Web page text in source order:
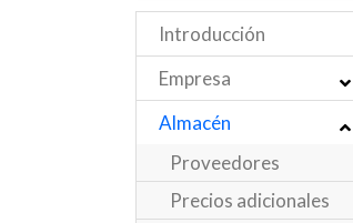
Introducción
Empresa
Almacén
Proveedores
Precios adicionales